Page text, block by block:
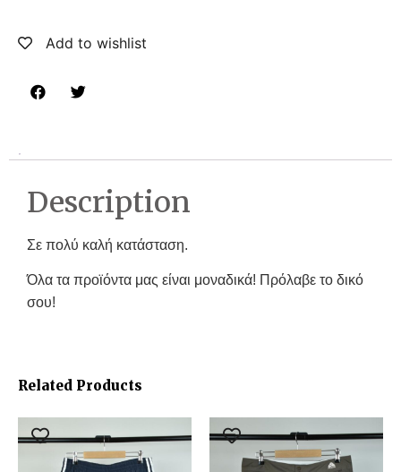
Add to wishlist
Description
Σε πολύ καλή κατάσταση.
Όλα τα προϊόντα μας είναι μοναδικά! Πρόλαβε το δικό
σου!
Related Products